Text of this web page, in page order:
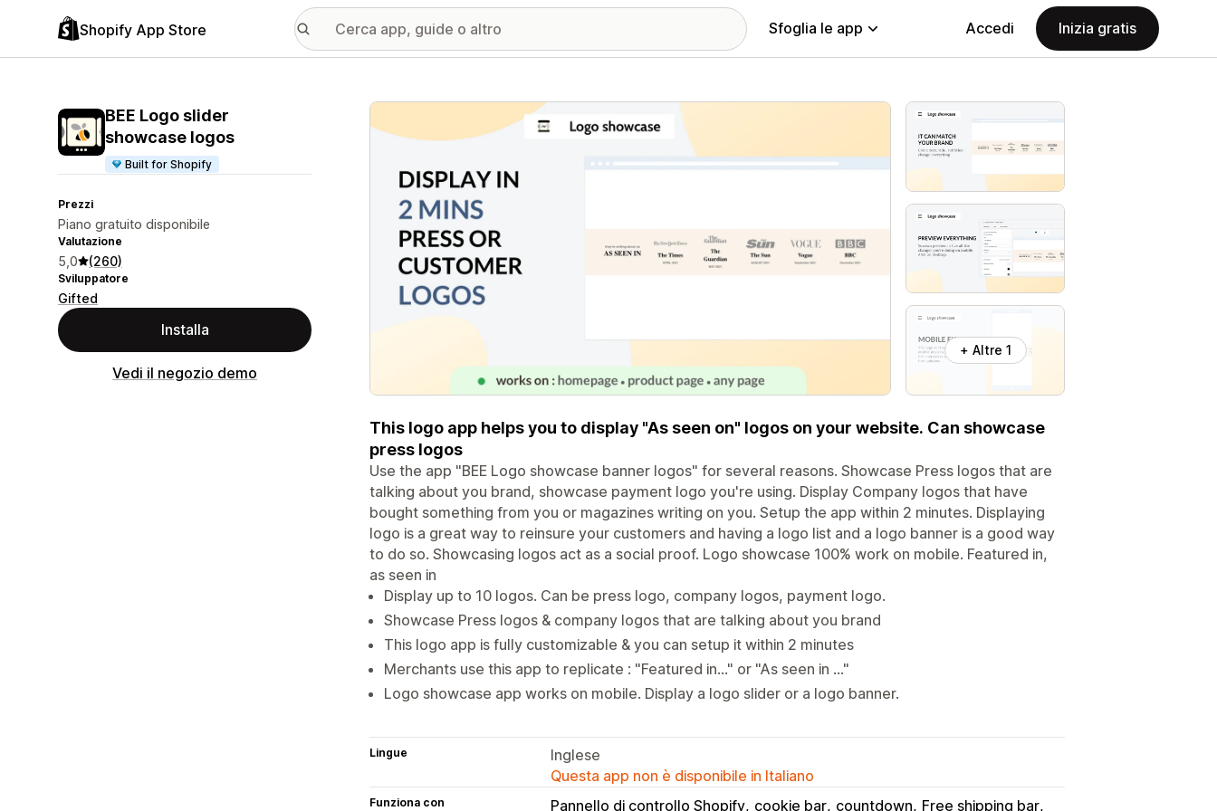
Shopify App Store Sfoglia le app Accedi Inizia gratis
BEE Logo slider
showcase logos
Built for Shopify
Prezzi
Piano gratuito disponibile
Valutazione
5,0 (260)
Sviluppatore
Gifted
Installa
Vedi il negozio demo
Galleria immagini in evidenza
+ Altre 1
This logo app helps you to display "As seen on" logos on your website. Can showcase
press logos
Use the app "BEE Logo showcase banner logos" for several reasons. Showcase Press logos that are
talking about you brand, showcase payment logo you're using. Display Company logos that have
bought something from you or magazines writing on you. Setup the app within 2 minutes. Displaying
logo is a great way to reinsure your customers and having a logo list and a logo banner is a good way
to do so. Showcasing logos act as a social proof. Logo showcase 100% work on mobile. Featured in,
as seen in
Display up to 10 logos. Can be press logo, company logos, payment logo.
Showcase Press logos & company logos that are talking about you brand
This logo app is fully customizable & you can setup it within 2 minutes
Merchants use this app to replicate : "Featured in..." or "As seen in ..."
Logo showcase app works on mobile. Display a logo slider or a logo banner.
Lingue
Inglese
Questa app non è disponibile in Italiano
Funziona con Pannello di controllo Shopify cookie bar countdown Free shipping bar